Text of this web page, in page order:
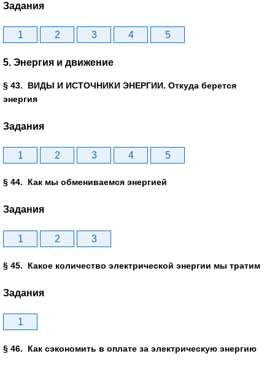
Задания
1 2 3 4 5
5. Энергия и движение
§ 43. ВИДЫ И ИСТОЧНИКИ ЭНЕРГИИ. Откуда берется
энергия
Задания
1 2 3 4 5
§ 44. Как мы обмениваемся энергией
Задания
1 2 3
§ 45. Какое количество электрической энергии мы тратим
Задания
1
§ 46. Как сэкономить в оплате за электрическую энергию